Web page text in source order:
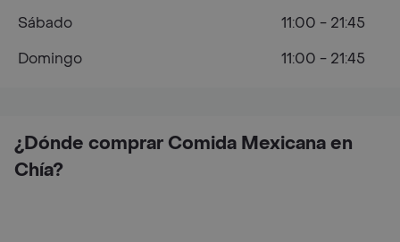
¿Dónde comprar Comida Mexicana en
Chía?
Sábado
11:00 - 21:45
Domingo
11:00 - 21:45